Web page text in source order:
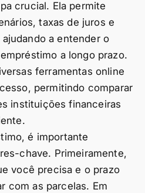
crucial. Ela permite
taxas de juros e
a entender o
a longo prazo.
ferramentas online
permitindo comparar
instituições financeiras
é importante
chave. Primeiramente,
você precisa e o prazo
com as parcelas. Em